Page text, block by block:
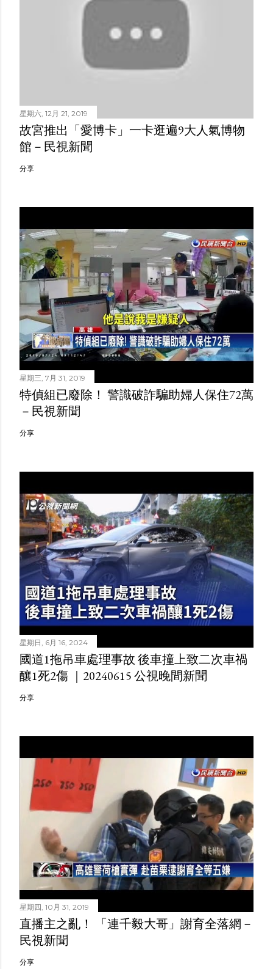
星期六, 12月 21, 2019
故宮推出「愛博卡」一卡逛遍9大人氣博物
館－民視新聞
分享
星期三, 7月 31, 2019
特偵組已廢除！ 警識破詐騙助婦人保住72萬
－民視新聞
分享
星期日, 6月 16, 2024
國道1拖吊車處理事故 後車撞上致二次車禍
釀1死2傷 ｜20240615 公視晚間新聞
分享
星期四, 10月 31, 2019
直播主之亂！ 「連千毅大哥」謝育全落網－
民視新聞
分享